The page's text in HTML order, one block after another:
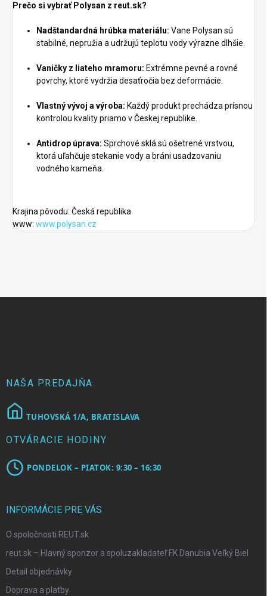
Prečo si vybrať Polysan z reut.sk?
Nadštandardná hrúbka materiálu: Vane Polysan sú
stabilné, nepružia a udržujú teplotu vody výrazne dlhšie.
Vaničky z liateho mramoru: Extrémne pevné a rovné
povrchy, ktoré vydržia desaťročia bez deformácie.
Vlastný vývoj a výroba: Každý produkt prechádza prísnou
kontrolou kvality priamo v Českej republike.
Antidrop úprava: Sprchové sklá sú ošetrené vrstvou,
ktorá uľahčuje stekanie vody a bráni usadzovaniu
vodného kameňa.
Krajina pôvodu: Česká republika
www: www.polysan.cz
NAŠA PREDAJŇA
TUHOVSKÁ 1/A, BRATISLAVA
OTVÁRACIE HODINY
PONDELOK – PIATOK: 9:30 – 16:30
INFORMÁCIE PRE VÁS
O spoločnosti REUT.sk
reut.sk – Hlavný sponzor a spoluzakladateľ FK Danubia Veľký Biel
Detail objednávky
Doprava a platby